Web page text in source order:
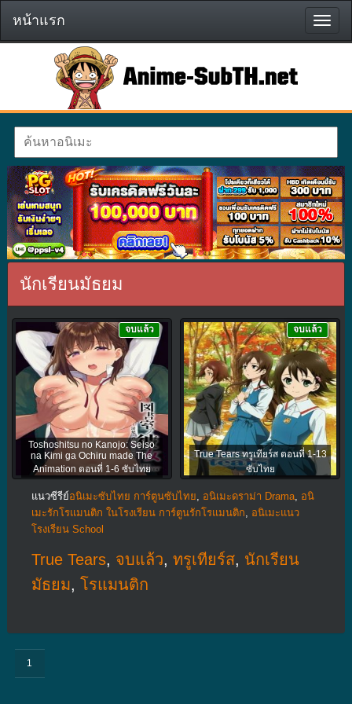
หน้า
แรก
หน้าแรก
นักเรียนมัธยม
Toshoshitsu no Kanojo: Seiso
na Kimi ga Ochiru made The
Animation ตอนที่ 1-6 ซับไทย
จบแล้ว
True Tears ทรูเทียร์ส ตอนที่ 1-13
ซับไทย
จบแล้ว
แนวซีรีย์อนิเมะซับไทย การ์ตูนซับไทย อนิเมะดราม่า Drama, อนิ
เมะรักโรแมนติก ในโรงเรียน การ์ตูนรักโรแมนติก
อนิเมะแนว
โรงเรียน School
True Tears, จบแล้ว, ทรูเทียร์ส, นักเรียน
มัธยม, โรแมนติก
1